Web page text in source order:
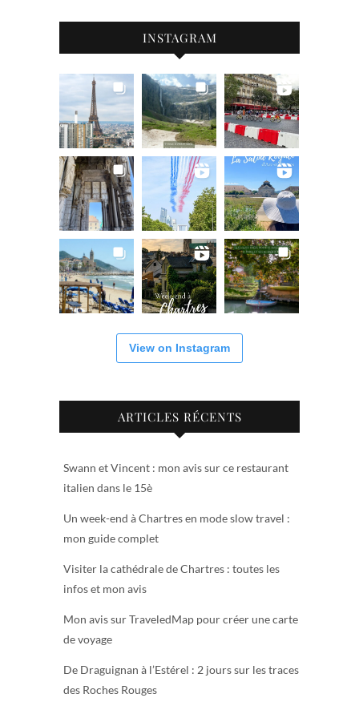
INSTAGRAM
View on Instagram
ARTICLES RÉCENTS
Swann et Vincent : mon avis sur ce restaurant
italien dans le 15è
Un week-end à Chartres en mode slow travel :
mon guide complet
Visiter la cathédrale de Chartres : toutes les
infos et mon avis
Mon avis sur TraveledMap pour créer une carte
de voyage
De Draguignan à l’Estérel : 2 jours sur les traces
des Roches Rouges